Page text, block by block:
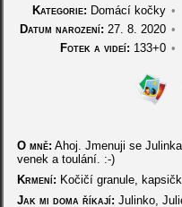
Kategorie: Domácí kočky •
Datum narození: 27. 8. 2020 •
Fotek a videí: 133+0 •
O mně: Ahoj. Jmenuji se
venek a toulání. :-)
Krmení: Kočičí granule,
Jak mi doma říkají: Julinko,